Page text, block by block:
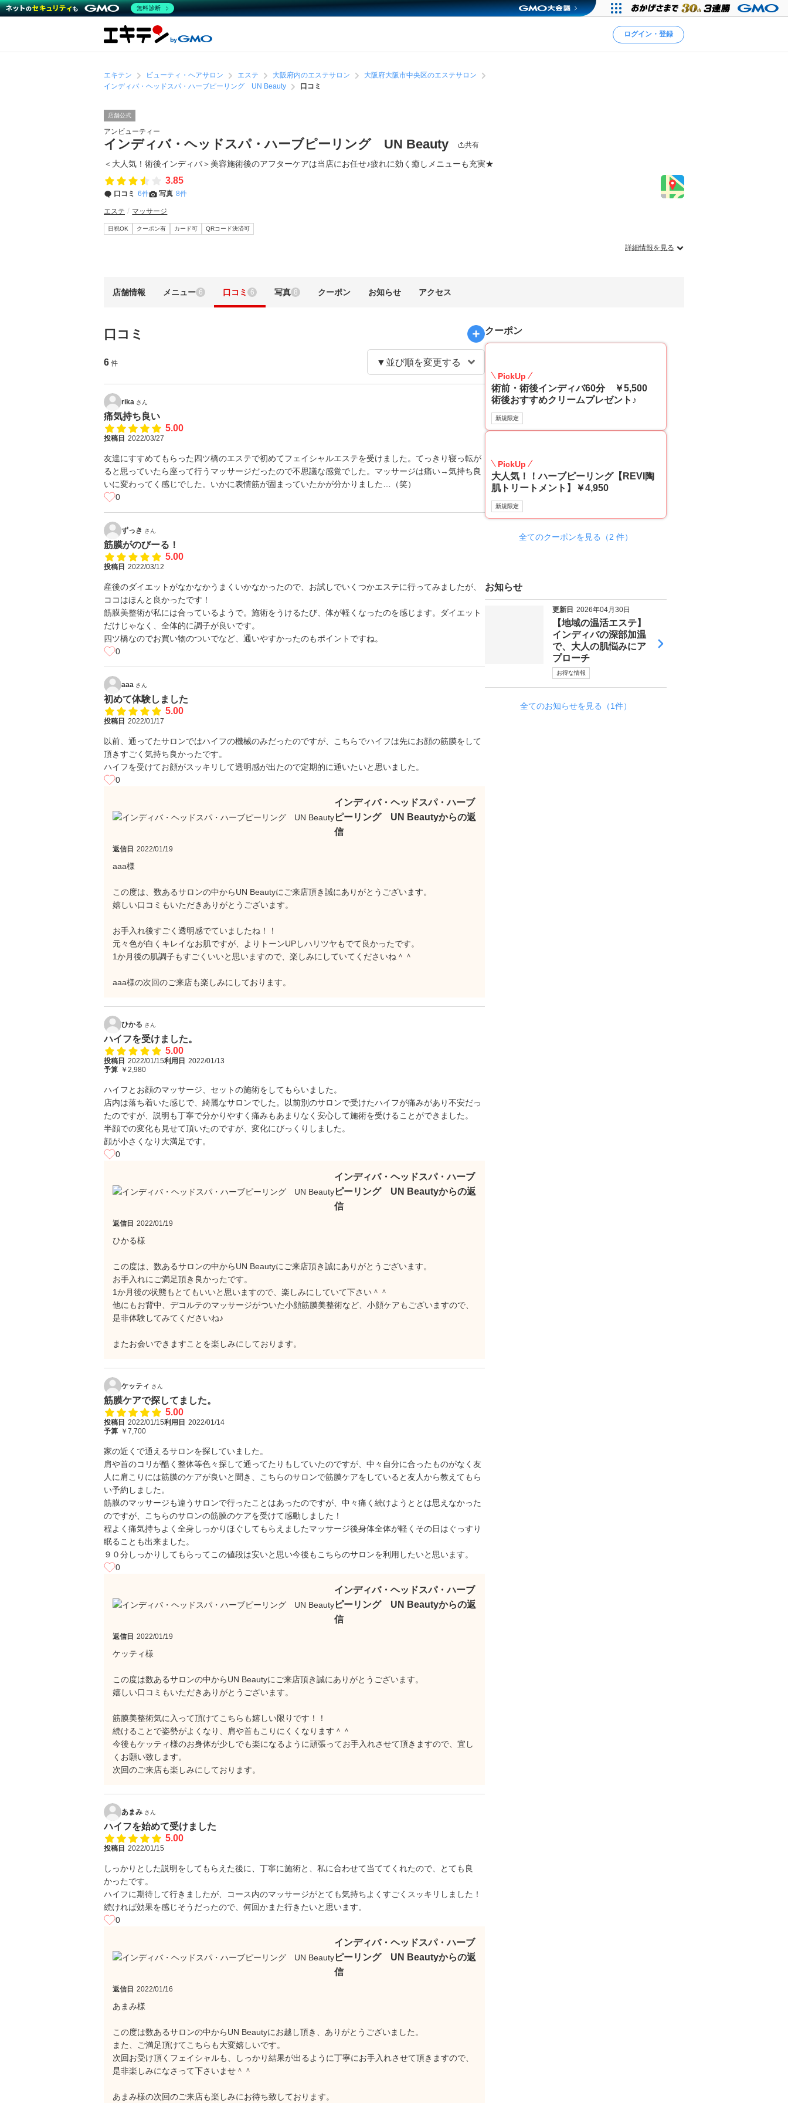
ログイン・登録
エキテン ビューティ・ヘアサロン エステ 大阪府内のエステサロン
大阪府大阪市中央区のエステサロン
インディバ・ヘッドスパ・ハーブピーリング UN Beauty
口コミ
店舗公式
アンビューティー
インディバ・ヘッドスパ・ハーブピーリング UN Beauty 共有
＜大人気！術後インディバ＞美容施術後のアフターケアは当店にお任せ♪疲れに効く癒しメニューも充実★
3.85
口コミ 6件 写真 8件
エステ マッサージ
日祝OK クーポン有 カード可 QRコード決済可
詳細情報を見る
店舗情報 メニュー 6 口コミ 6 写真 8 クーポン お知らせ アクセス
口コミ
6 件
rika さん
痛気持ち良い
5.00
投稿日 2022/03/27
友達にすすめてもらった四ツ橋のエステで初めてフェイシャルエステを受けました。てっきり寝っ転が
ると思っていたら座って行うマッサージだったので不思議な感覚でした。マッサージは痛い→気持ち良
いに変わってく感じでした。いかに表情筋が固まっていたかが分かりました…（笑）
0
ずっき さん
筋膜がのびーる！
5.00
投稿日 2022/03/12
産後のダイエットがなかなかうまくいかなかったので、お試しでいくつかエステに行ってみましたが、
ココはほんと良かったです！
筋膜美整術が私には合っているようで。施術をうけるたび、体が軽くなったのを感じます。ダイエット
だけじゃなく、全体的に調子が良いです。
四ツ橋なのでお買い物のついでなど、通いやすかったのもポイントですね。
0
aaa さん
初めて体験しました
5.00
投稿日 2022/01/17
以前、通ってたサロンではハイフの機械のみだったのですが、こちらでハイフは先にお顔の筋膜をして
頂きすごく気持ち良かったです。
ハイフを受けてお顔がスッキリして透明感が出たので定期的に通いたいと思いました。
0
インディバ・ヘッドスパ・ハーブ
ピーリング UN Beautyからの返
信
返信日 2022/01/19
aaa様
この度は、数あるサロンの中からUN Beautyにご来店頂き誠にありがとうございます。
嬉しい口コミもいただきありがとうございます。
お手入れ後すごく透明感でていましたね！！
元々色が白くキレイなお肌ですが、よりトーンUPしハリツヤもでて良かったです。
1か月後の肌調子もすごくいいと思いますので、楽しみにしていてくださいね＾＾
aaa様の次回のご来店も楽しみにしております。
ひかる さん
ハイフを受けました。
5.00
投稿日 2022/01/15利用日 2022/01/13
予算 ￥2,980
ハイフとお顔のマッサージ、セットの施術をしてもらいました。
店内は落ち着いた感じで、綺麗なサロンでした。以前別のサロンで受けたハイフが痛みがあり不安だっ
たのですが、説明も丁寧で分かりやすく痛みもあまりなく安心して施術を受けることができました。
半顔での変化も見せて頂いたのですが、変化にびっくりしました。
顔が小さくなり大満足です。
0
インディバ・ヘッドスパ・ハーブ
ピーリング UN Beautyからの返
信
返信日 2022/01/19
ひかる様
この度は、数あるサロンの中からUN Beautyにご来店頂き誠にありがとうございます。
お手入れにご満足頂き良かったです。
1か月後の状態もとてもいいと思いますので、楽しみにしていて下さい＾＾
他にもお背中、デコルテのマッサージがついた小顔筋膜美整術など、小顔ケアもございますので、
是非体験してみてくださいね♪
またお会いできますことを楽しみにしております。
ケッティ さん
筋膜ケアで探してました。
5.00
投稿日 2022/01/15利用日 2022/01/14
予算 ￥7,700
家の近くで通えるサロンを探していました。
肩や首のコリが酷く整体等色々探して通ってたりもしていたのですが、中々自分に合ったものがなく友
人に肩こりには筋膜のケアが良いと聞き、こちらのサロンで筋膜ケアをしていると友人から教えてもら
い予約しました。
筋膜のマッサージも違うサロンで行ったことはあったのですが、中々痛く続けようととは思えなかった
のですが、こちらのサロンの筋膜のケアを受けて感動しました！
程よく痛気持ちよく全身しっかりほぐしてもらえましたマッサージ後身体全体が軽くその日はぐっすり
眠ることも出来ました。
９０分しっかりしてもらってこの値段は安いと思い今後もこちらのサロンを利用したいと思います。
0
インディバ・ヘッドスパ・ハーブ
ピーリング UN Beautyからの返
信
返信日 2022/01/19
ケッティ様
この度は数あるサロンの中からUN Beautyにご来店頂き誠にありがとうございます。
嬉しい口コミもいただきありがとうございます。
筋膜美整術気に入って頂けてこちらも嬉しい限りです！！
続けることで姿勢がよくなり、肩や首もこりにくくなります＾＾
今後もケッティ様のお身体が少しでも楽になるように頑張ってお手入れさせて頂きますので、宜し
くお願い致します。
次回のご来店も楽しみにしております。
あまみ さん
ハイフを始めて受けました
5.00
投稿日 2022/01/15
しっかりとした説明をしてもらえた後に、丁寧に施術と、私に合わせて当ててくれたので、とても良
かったです。
ハイフに期待して行きましたが、コース内のマッサージがとても気持ちよくすごくスッキリしました！
続ければ効果を感じそうだったので、何回かまた行きたいと思います。
0
インディバ・ヘッドスパ・ハーブ
ピーリング UN Beautyからの返
信
返信日 2022/01/16
あまみ様
この度は数あるサロンの中からUN Beautyにお越し頂き、ありがとうございました。
また、ご満足頂けてこちらも大変嬉しいです。
次回お受け頂くフェイシャルも、しっかり結果が出るように丁寧にお手入れさせて頂きますので、
是非楽しみになさって下さいませ＾＾
あまみ様の次回のご来店も楽しみにお待ち致しております。
クーポン
PickUp
術前・術後インディバ60分 ￥5,500
術後おすすめクリームプレゼント♪
新規限定
PickUp
大人気！！ハーブピーリング【REVI陶
肌トリートメント】￥4,950
新規限定
全てのクーポンを見る（2 件）
お知らせ
更新日 2026年04月30日
【地域の温活エステ】
インディバの深部加温
で、大人の肌悩みにア
プローチ
お得な情報
全てのお知らせを見る（1件）
無料診断